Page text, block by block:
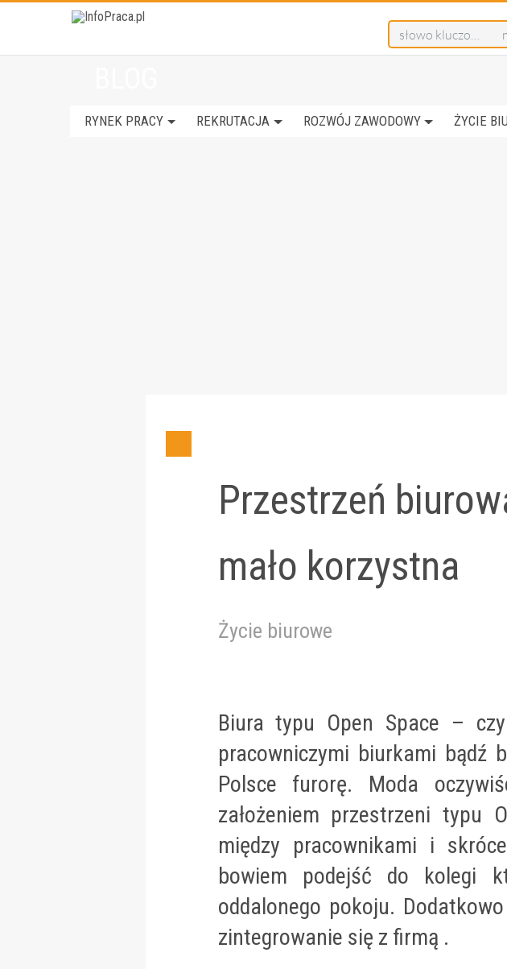
RYNEK PRACY REKRUTACJA ROZWÓJ ZAWODOWY ŻYCIE
Przestrzeń
mało korzystna
Życie biurowe
Biura typu Open Space –
pracowniczymi biurkami bądź
Polsce furorę. Moda
założeniem przestrzeni typu
między pracownikami i
bowiem podejść do kolegi
oddalonego pokoju.
zintegrowanie się z firmą .